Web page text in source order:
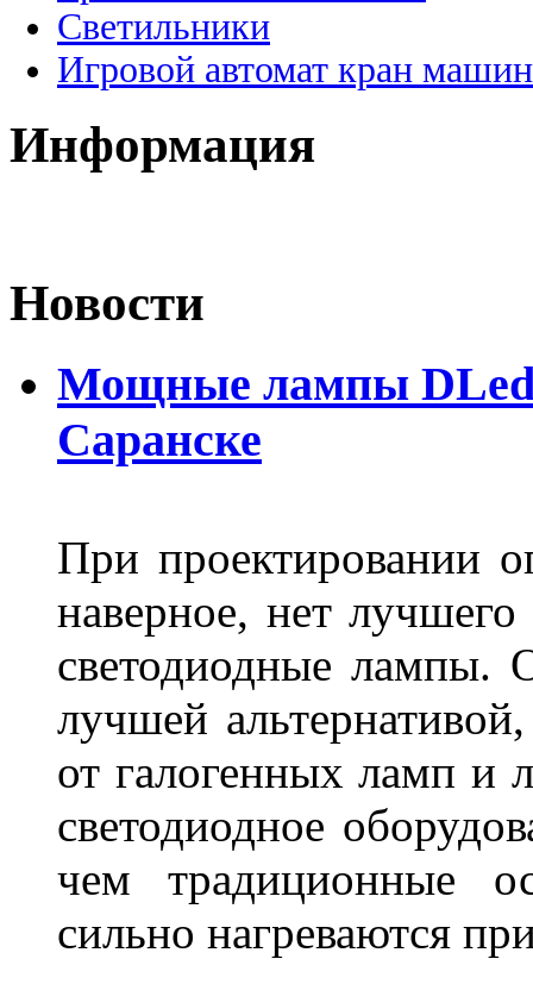
Светильники
Игровой автомат кран
Информация
Новости
Мощные лампы DLed
Саранске
При проектировании
наверное, нет
светодиодные лампы.
лучшей
от галогенных ламп и
светодиодное
чем традиционные
сильно нагреваются